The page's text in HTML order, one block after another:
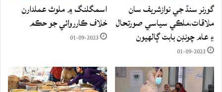
گورنر سنڌ جي نوازشريف سان
ملاقات،ملڪي سياسي صورتحال
۽ عام چونڊن بابت ڳالهيون
01-09-2023
اسمگلنگ ۾ ملوث عملدارن
خلاف ڪارروائي جو حڪم
01-09-2023